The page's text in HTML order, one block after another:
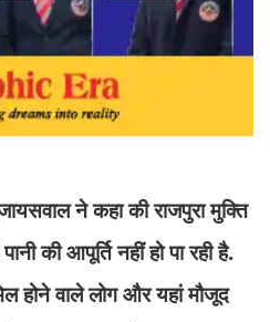
ने कहा की राजपुरा मुक्ति
की आपूर्ति नहीं हो पा रही है.
होने वाले लोग और यहां मौजूद